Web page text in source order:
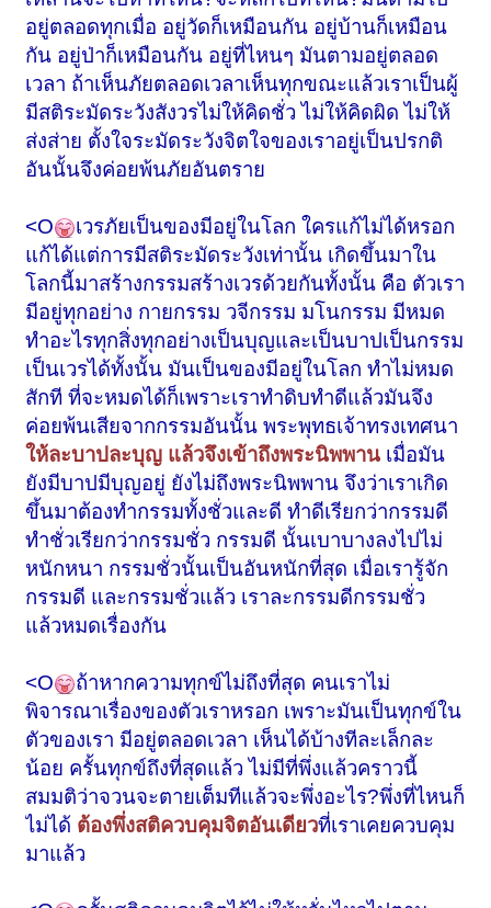
อยู่ตลอดทุกเมื่อ อยู่วัดก็เหมือนกัน อยู่บ้านก็เหมือน
กัน อยู่ป่าก็เหมือนกัน อยู่ที่ไหนๆ มันตามอยู่ตลอด
เวลา ถ้าเห็นภัยตลอดเวลาเห็นทุกขณะแล้วเราเป็นผู้
มีสติระมัดระวังสังวรไม่ให้คิดชั่ว ไม่ให้คิดผิด ไม่ให้
ส่งส่าย ตั้งใจระมัดระวังจิตใจของเราอยู่เป็นปรกติ
อันนั้นจึงค่อยพ้นภัยอันตราย
<O
เวรภัยเป็นของมีอยู่ในโลก ใครแก้ไม่ได้หรอก
แก้ได้แต่การมีสติระมัดระวังเท่านั้น เกิดขึ้นมาใน
โลกนี้มาสร้างกรรมสร้างเวรด้วยกันทั้งนั้น คือ ตัวเรา
มีอยู่ทุกอย่าง กายกรรม วจีกรรม มโนกรรม มีหมด
ทำอะไรทุกสิ่งทุกอย่างเป็นบุญและเป็นบาปเป็นกรรม
เป็นเวรได้ทั้งนั้น มันเป็นของมีอยู่ในโลก ทำไม่หมด
สักทีที่จะหมดได้ก็เพราะเราทำดิบทำดีแล้วมันจึง
ค่อยพ้นเสียจากกรรมอันนั้นพระพุทธเจ้าทรงเทศนา
ให้ละบาปละบุญ แล้วจึงเข้าถึงพระนิพพาน เมื่อมัน
ยังมีบาปมีบุญอยู่ ยังไม่ถึงพระนิพพาน จึงว่าเราเกิด
ขึ้นมาต้องทำกรรมทั้งชั่วและดี ทำดีเรียกว่ากรรมดี
ทำชั่วเรียกว่ากรรมชั่ว กรรมดี นั้นเบาบางลงไปไม่
หนักหนา กรรมชั่วนั้นเป็นอันหนักที่สุด เมื่อเรารู้จัก
กรรมดี และกรรมชั่วแล้ว เราละกรรมดีกรรมชั่ว
แล้วหมดเรื่องกัน
<O
ถ้าหากความทุกข์ไม่ถึงที่สุด คนเราไม่
พิจารณาเรื่องของตัวเราหรอก เพราะมันเป็นทุกข์ใน
ตัวของเรา มีอยู่ตลอดเวลา เห็นได้บ้างทีละเล็กละ
น้อย ครั้นทุกข์ถึงที่สุดแล้ว ไม่มีที่พึ่งแล้วคราวนี้
สมมติว่าจวนจะตายเต็มทีแล้วจะพึ่งอะไร?พึ่งที่ไหนก็
ไม่ได้ ต้องพึ่งสติควบคุมจิตอันเดียวที่เราเคยควบคุม
มาแล้ว